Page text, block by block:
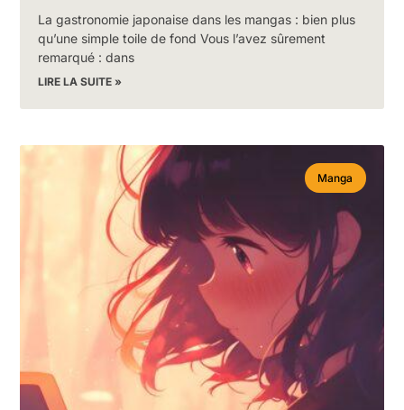
La gastronomie japonaise dans les mangas : bien plus
qu’une simple toile de fond Vous l’avez sûrement
remarqué : dans
LIRE LA SUITE »
Manga